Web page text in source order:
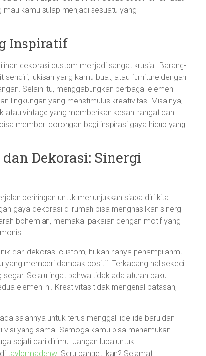
kamu sulap menjadi sesuatu yang
Inspiratif
dekorasi custom menjadi sangat krusial. Barang-
lukisan yang kamu buat, atau furniture dengan
Selain itu, menggabungkan berbagai elemen
lingkungan yang menstimulus kreativitas. Misalnya,
vintage yang memberikan kesan hangat dan
memberi dorongan bagi inspirasi gaya hidup yang
Dekorasi: Sinergi
beriringan untuk menunjukkan siapa diri kita
gaya dekorasi di rumah bisa menghasilkan sinergi
bohemian, memakai pakaian dengan motif yang
dan dekorasi custom, bukan hanya penampilanmu
yang memberi dampak positif. Terkadang hal sekecil
Selalu ingat bahwa tidak ada aturan baku
elemen ini. Kreativitas tidak mengenal batasan,
salahnya untuk terus menggali ide-ide baru dan
yang sama. Semoga kamu bisa menemukan
sejati dari dirimu. Jangan lupa untuk
taylormadenw. Seru banget, kan? Selamat